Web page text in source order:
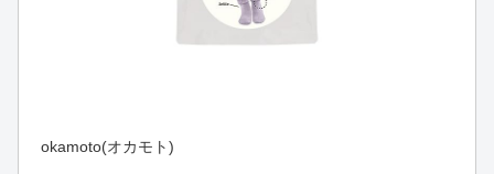
okamoto(オカモト)